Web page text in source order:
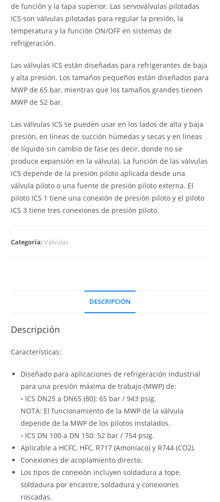
de función y la tapa superior. Las servoválvulas pilotadas
ICS son válvulas pilotadas para regular la presión, la
temperatura y la función ON/OFF en sistemas de
refrigeración.
Las válvulas ICS están diseñadas para refrigerantes de baja
y alta presión. Los tamaños pequeños están diseñados para
MWP de 65 bar, mientras que los tamaños grandes tienen
MWP de 52 bar.
Las válvulas ICS se pueden usar en los lados de alta y baja
presión, en líneas de succión húmedas y secas y en líneas
de líquido sin cambio de fase (es decir, donde no se
produce expansión en la válvula). La función de las válvulas
ICS depende de la presión piloto aplicada desde una
válvula piloto o una fuente de presión piloto externa. El
piloto ICS 1 tiene una conexión de presión piloto y el piloto
ICS 3 tiene tres conexiones de presión piloto.
Categoría:Válvulas
DESCRIPCIÓN
Descripción
Características:
Diseñado para aplicaciones de refrigeración industrial
para una presión máxima de trabajo (MWP) de:
◦ ICS DN25 a DN65 (80): 65 bar / 943 psig.
NOTA: El funcionamiento de la MWP de la válvula
depende de la MWP de los pilotos instalados.
◦ ICS DN 100 a DN 150: 52 bar / 754 psig.
Aplicable a HCFC, HFC, R717 (Amoníaco) y R744 (CO2).
Conexiones de acoplamiento directo.
Los tipos de conexión incluyen soldadura a tope,
soldadura por encastre, soldadura y conexiones
roscadas.